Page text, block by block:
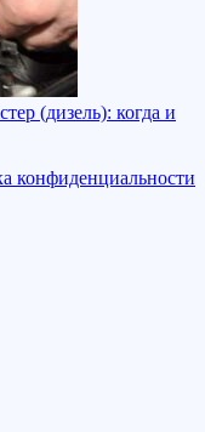
(дизель): когда и
конфиденциальности